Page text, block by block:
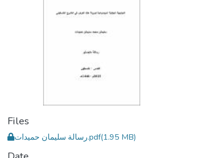
Files
رسالة سليمان حميدات.pdf(1.95 MB)